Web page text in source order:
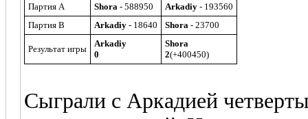
Партия A
Shora - 588950 Arkadiy - 193560
Партия B
Arkadiy - 18640 Shora - 23700
Результат игры
Arkadiy
0
Shora
2(+400450)
Сыграли с Аркадией